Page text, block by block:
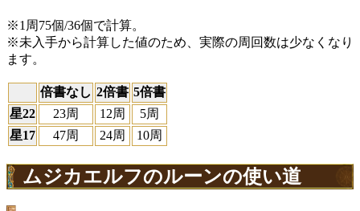
※1周75個/36個で計算。
※未入手から計算した値のため、実際の周回数は少なくなり
ます。
倍書なし 2倍書 5倍書
星22
23周 12周
5周
星17
47周 24周 10周
ムジカエルフのルーンの使い道